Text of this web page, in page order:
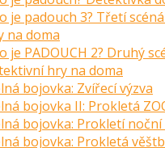
je padouch 3? Třetí
na doma
je PADOUCH 2? Druhý
hry na doma
bojovka: Zvířecí výzva
bojovka II: Prokletá
bojovka: Prokletí
bojovka: Prokletá